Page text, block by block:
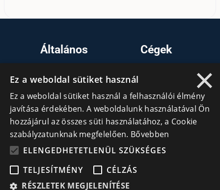
Általános
Szervezetek
Kapcsolat
Cégek
Lépj kapcsolatba velünk
info@cegek.ro
×
Ez a weboldal sütiket használ
Ez a weboldal sütiket használ a felhasználói élmény
javítása érdekében. A weboldalunk használatával Ön
hozzájárul az összes süti használatához, a Cookie
szabályzatunknak megfelelően. Bővebben
ELENGEDHETETLENÜL SZÜKSÉGES
TELJESÍTMÉNY
CÉLZÁS
RÉSZLETEK MEGJELENÍTÉSE